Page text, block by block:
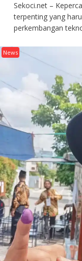
Sekoci.net –
terpenting yang
perkembangan
News